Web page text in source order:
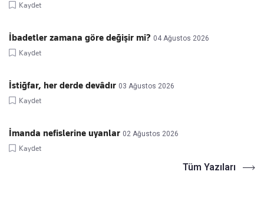
Kaydet
İbadetler zamana göre değişir mi? 04 Ağustos 2026
Kaydet
İstiğfar, her derde devâdır 03 Ağustos 2026
Kaydet
İmanda nefislerine uyanlar 02 Ağustos 2026
Kaydet
Tüm Yazıları